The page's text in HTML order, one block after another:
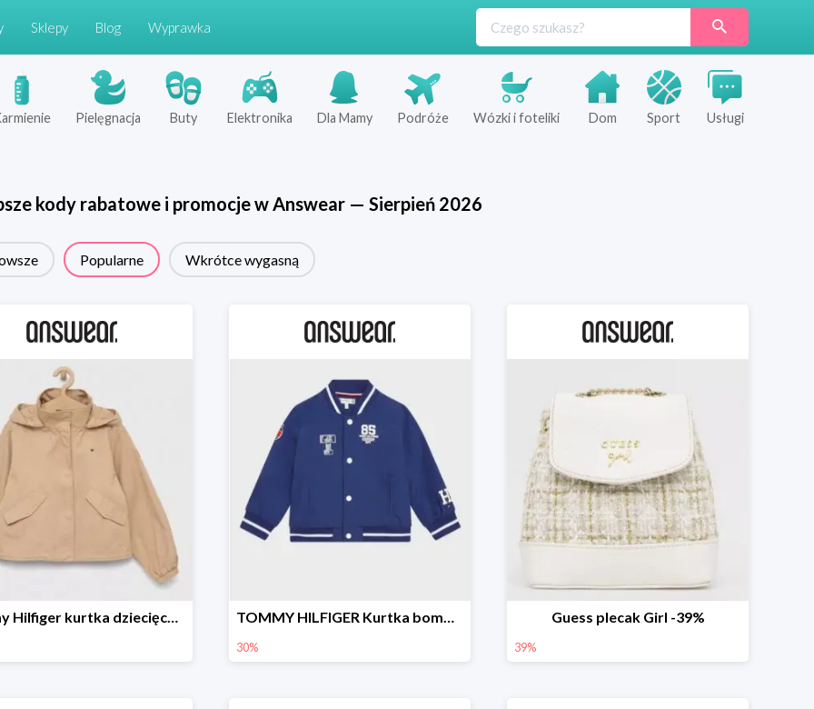
Sklepy Blog Wyprawka
Pielęgnacja Buty Elektronika Dla Mamy Podróże Wózki i foteliki Dom Sport Usługi
kody rabatowe i promocje wAnswear— Sierpień 2026
Popularne Wkrótce wygasną
Tommy Hilfiger kurtka dziecięca -20% TOMMY HILFIGER Kurtka bomber -30%
30%
Guess plecak Girl -39%
39%